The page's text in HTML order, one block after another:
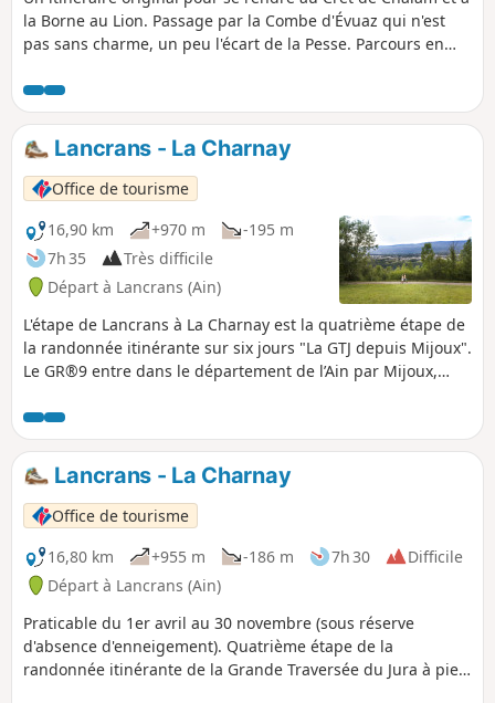
la Borne au Lion. Passage par la Combe d'Évuaz qui n'est
pas sans charme, un peu l'écart de la Pesse. Parcours en
de Chalam. Descente ensuite par le Col de l'Encoche
(difficile et très difficile si on n'est pas très agile, mais
alternative possible) pour rejoindre la Borne au Lion.
Attention : entre (3) et (4) pas de chemin présence de ronces
Carte ou GPS indispensable. Tracé et descriptif modifiés
suite aux observations des randonneurs.
Lancrans - La Charnay
Office de tourisme
16,90 km
+970 m
-195 m
7h 35
Très difficile
Départ à Lancrans (Ain)
L'étape de Lancrans à La Charnay est la quatrième étape de
la randonnée itinérante sur six jours "La GTJ depuis Mijoux".
Le GR®9 entre dans le département de l’Ain par Mijoux,
passant par le Crêt de la Neige, point culminant du massif.
Il descend ensuite vers Bellegarde-sur-Valserine, traverse le
plateau de Retord puis franchit le Grand Colombier. Le
sentier poursuit son itinéraire jusqu’à Culoz et la vallée du
Rhône, avant de quitter l’Ain pour rejoindre la Savoie et
continuer sa route vers le Sud.
Lancrans - La Charnay
Office de tourisme
16,80 km
+955 m -186 m 7h 30
Difficile
Départ à Lancrans (Ain)
Praticable du 1er avril au 30 novembre (sous réserve
d'absence d'enneigement). Quatrième étape de la
randonnée itinérante de la Grande Traversée du Jura à pied